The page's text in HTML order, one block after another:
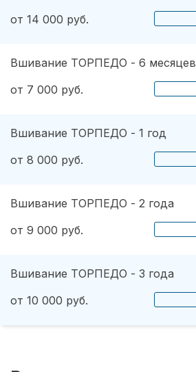
от 14 000 руб.
Вшивание ТОРПЕДО - 6 месяцев
от 7 000 руб.
Вшивание ТОРПЕДО - 1 год
от 8 000 руб.
Вшивание ТОРПЕДО - 2 года
от 9 000 руб.
Вшивание ТОРПЕДО - 3 года
от 10 000 руб.